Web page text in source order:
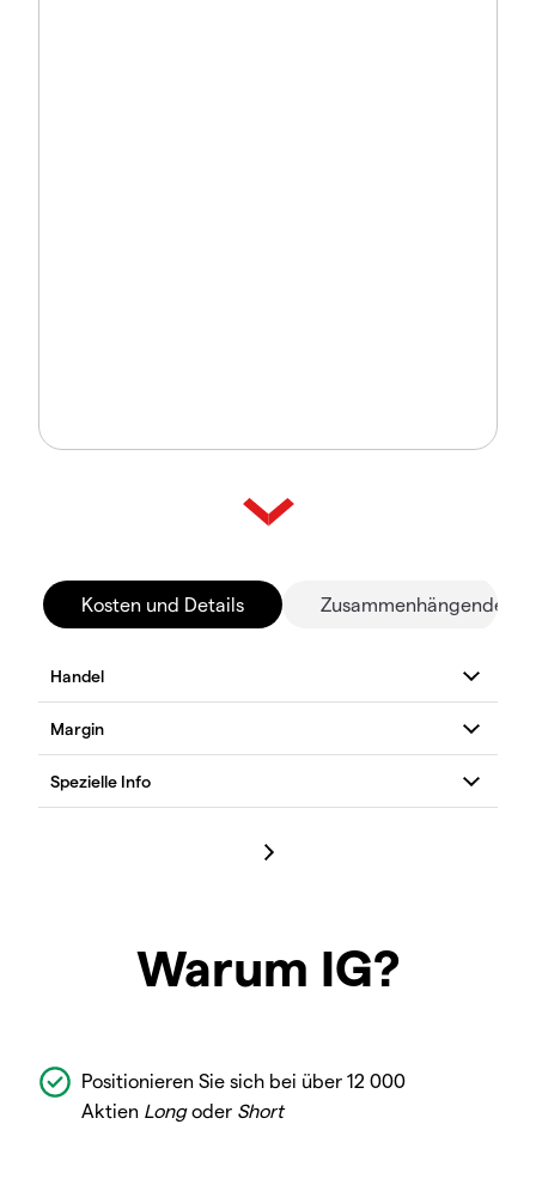
Kosten und Details Zusammenhängende
Warum IG?
Positionieren Sie sich bei über 12 000
Aktien Longoder Short